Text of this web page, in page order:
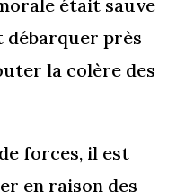
était sauve
débarquer près
la colère des
forces, il est
en raison des